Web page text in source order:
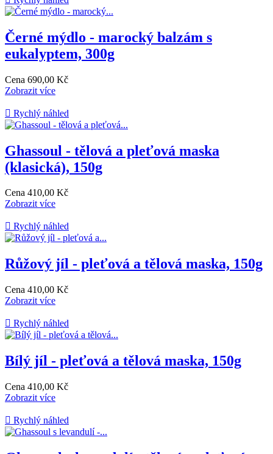
Černé mýdlo - marocký balzám s
eukalyptem, 300g
Cena 690,00 Kč
Zobrazit více
 Rychlý náhled
Ghassoul - tělová a pleťová maska
(klasická), 150g
Cena 410,00 Kč
Zobrazit více
 Rychlý náhled
Růžový jíl - pleťová a tělová maska, 150g
Cena 410,00 Kč
Zobrazit více
 Rychlý náhled
Bílý jíl - pleťová a tělová maska, 150g
Cena 410,00 Kč
Zobrazit více
 Rychlý náhled